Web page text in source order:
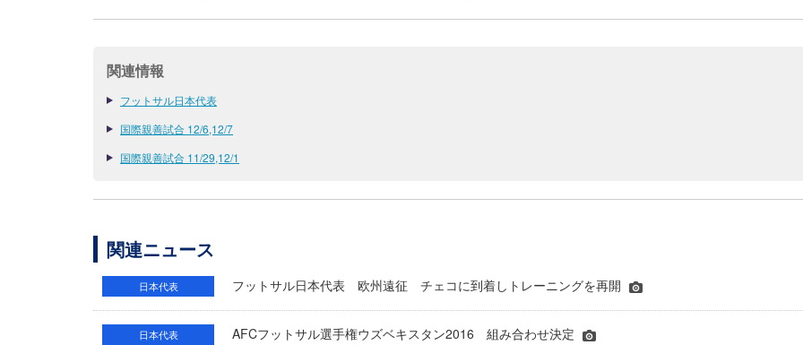
関連情報
フットサル日本代表
国際親善試合 12/6,12/7
国際親善試合 11/29,12/1
関連ニュース
日本代表 フットサル日本代表 欧州遠征 チェコに到着しトレーニングを再開
日本代表 AFCフットサル選手権ウズベキスタン2016 組み合わせ決定